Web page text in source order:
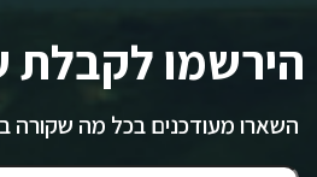
הירשמו לקבלת
השארו מעודכנים בכל מה שקורה